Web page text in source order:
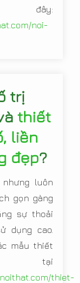
đây:
noi-
trị
thiết
liền
đẹp?
luôn
gọn gàng
sự thoải
dụng cao.
mẫu thiết
thiet-